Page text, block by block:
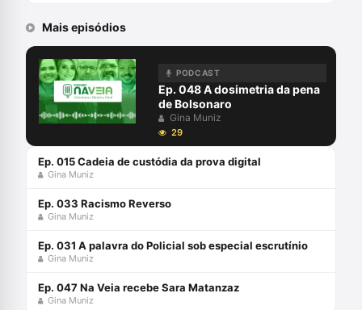
Mais episódios
PODCAST
Ep. 048 A dosimetria da pena
de Bolsonaro
Gina Muniz
29
Ep. 015 Cadeia de custódia da prova digital
Gina Muniz
Ep. 033 Racismo Reverso
Gina Muniz
Ep. 031 A palavra do Policial sob especial escrutínio
Gina Muniz
Ep. 047 Na Veia recebe Sara Matanzaz
Gina Muniz